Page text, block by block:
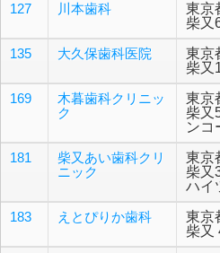
127 川本歯科
東京
柴又
135 大久保歯科医院
東京
柴又
169
木暮歯科クリニッ
ク
東京
柴又
ンコ
181
柴又あい歯科クリ
ニック
東京
柴又
ハイ
183 えとぴりか歯科
東京
柴又